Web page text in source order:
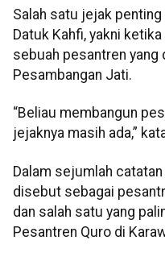
Salah satu jejak
Datuk Kahfi, yakni
sebuah pesantren yang
Pesambangan Jati.
“Beliau membangun
jejaknya masih ada,”
Dalam sejumlah
disebut sebagai
dan salah satu yang
Pesantren Quro di